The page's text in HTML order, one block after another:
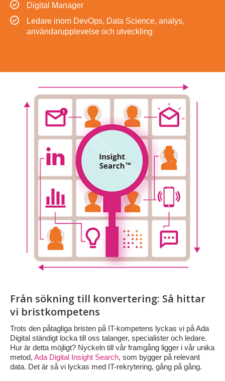
Digital Manager
Ledare inom DevOps, Data Science, analys,
användarupplevelse och utveckling
Från sökning till konvertering: Så hittar
vi bristkompetens
Trots den påtagliga bristen på IT-kompetens lyckas vi på Ada
Digital ständigt locka till oss talanger, specialister och ledare.
Hur är detta möjligt? Nyckeln till vår framgång ligger i vår unika
metod, Ada Digital Insight Search, som bygger på relevant
data. Det är så vi lyckas med IT-rekrytering, gång på gång.